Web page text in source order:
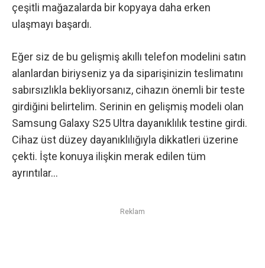
çeşitli mağazalarda bir kopyaya daha erken
ulaşmayı başardı.
Eğer siz de bu gelişmiş akıllı telefon modelini satın
alanlardan biriyseniz ya da siparişinizin teslimatını
sabırsızlıkla bekliyorsanız, cihazın önemli bir teste
girdiğini belirtelim. Serinin en gelişmiş modeli olan
Samsung Galaxy S25 Ultra dayanıklılık testine girdi.
Cihaz üst düzey dayanıklılığıyla dikkatleri üzerine
çekti. İşte konuya ilişkin merak edilen tüm
ayrıntılar…
Reklam